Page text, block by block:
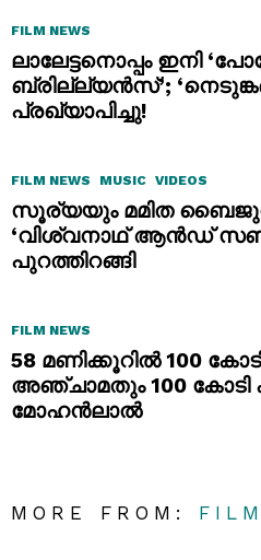
FILM NEWS
ലാലേട്ടനൊപ്പം ഇനി
ബ്രില്ല്യൻസ്’;
പ്രഖ്യാപിച്ചു!
FILM NEWS MUSIC VIDEOS
സൂര്യയും മമിത
‘വിശ്വനാഥ് ആൻഡ്
പുറത്തിറങ്ങി
FILM NEWS
58 മണിക്കൂറിൽ 100
അഞ്ചാമതും 100
മോഹൻലാൽ
MORE FROM: